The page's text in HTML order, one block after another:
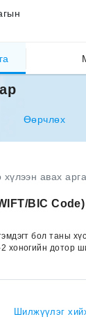
Өөрчлөх
авах
BIC Code)
бол таны
хоногийн дотор
Шилжүүлэг